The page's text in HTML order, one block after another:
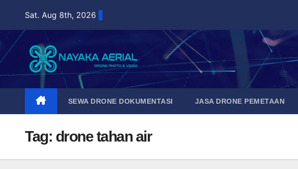
content
Sat. Aug 8th, 2026
SEWA DRONE DOKUMENTASI JASA DRONE PEMETAAN
Tag: drone tahan air